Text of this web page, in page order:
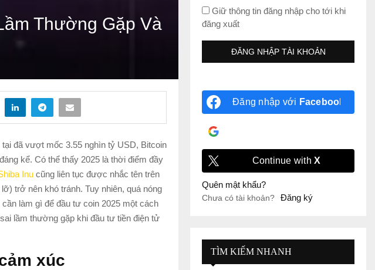
Thường Gặp Và
đã vượt mốc 3.55 nghìn tỷ USD, Bitcoin
kể. Có thể thấy 2025 là thời điểm đầy
Inu cũng liên tục được nhắc tên trên
trở nên khó tránh. Tuy nhiên, quá nóng
làm gì để đầu tư coin 2025 một cách
lầm thường gặp khi đầu tư tiền điện tử
xúc
Giữ thông tin đăng nhập cho tới khi
đăng xuất
Đăng nhập với Facebook
Continue withX
Quên mật khẩu?
Chưa có tài khoản? Đăng ký
TÌM KIẾM NHANH